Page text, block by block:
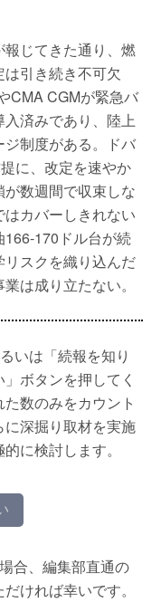
じてきた通り、燃
引き続き不可欠
CMA CGMが緊急バ
済みであり、陸上
制度がある。ドバ
に、改定を速やか
数週間で収束しな
カバーしきれない
170ドル台が続
リスクを織り込んだ
は成り立たない。
いは「続報を知り
ボタンを押してく
数のみをカウント
深掘り取材を実施
に検討します。
合、編集部直通の
ければ幸いです。